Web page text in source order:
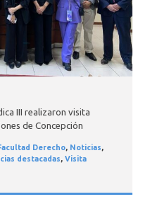
III realizaron visita
de Concepción
Derecho, Noticias,
destacadas, Visita